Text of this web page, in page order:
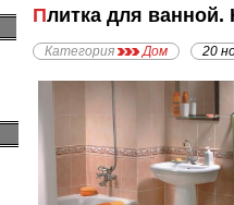
Плитка для
Категория Дом 20